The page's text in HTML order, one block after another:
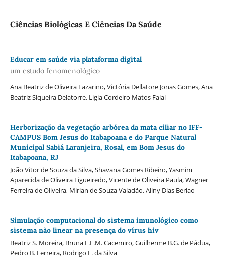
Ciências Biológicas E Ciências Da Saúde
Educar em saúde via plataforma digital
um estudo fenomenológico
Ana Beatriz de Oliveira Lazarino, Victória Dellatore Jonas Gomes, Ana
Beatriz Siqueira Delatorre, Ligia Cordeiro Matos Faial
Herborização da vegetação arbórea da mata ciliar no IFF-
CAMPUS Bom Jesus do Itabapoana e do Parque Natural
Municipal Sabiá Laranjeira, Rosal, em Bom Jesus do
Itabapoana, RJ
João Vitor de Souza da Silva, Shavana Gomes Ribeiro, Yasmim
Aparecida de Oliveira Figueiredo, Vicente de Oliveira Paula, Wagner
Ferreira de Oliveira, Mirian de Souza Valadão, Aliny Dias Beriao
Simulação computacional do sistema imunológico como
sistema não linear na presença do vírus hiv
Beatriz S. Moreira, Bruna F.L.M. Cacemiro, Guilherme B.G. de Pádua,
Pedro B. Ferreira, Rodrigo L. da Silva